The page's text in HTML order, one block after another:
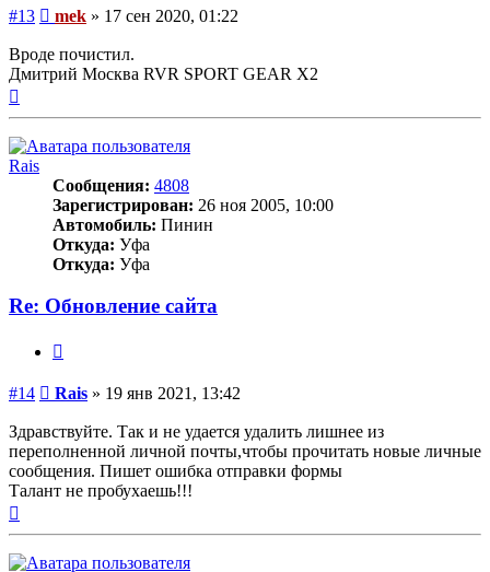
#13 Сообщение
mek » 17 сен 2020, 01:22
Вроде почистил.
Дмитрий Москва RVR SPORT GEAR X2
Rais
Сообщения: 4808
Зарегистрирован: 26 ноя 2005, 10:00
Автомобиль: Пинин
Откуда: Уфа
Откуда: Уфа
Re: Обновление сайта
#14 Сообщение
Rais » 19 янв 2021, 13:42
Здравствуйте. Так и не удается удалить лишнее из
переполненной личной почты,чтобы прочитать новые личные
сообщения. Пишет ошибка отправки формы
Талант не пробухаешь!!!